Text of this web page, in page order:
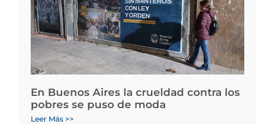
En Buenos Aires la crueldad contra los
pobres se puso de moda
Leer Más >>